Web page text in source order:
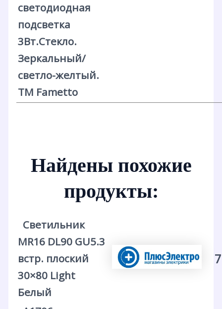
светодиодная
подсветка
3Вт.Стекло.
Зеркальный/
светло-желтый.
ТМ Fametto
Найдены похожие
продукты:
Светильник
MR16 DL90 GU5.3
встр. плоский
30×80 Light
Белый